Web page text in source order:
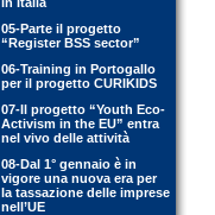
05-Parte il progetto
“Register BSS sector”
06-Training in Portogallo
per il progetto CURIKIDS
07-Il progetto “Youth Eco-
Activism in the EU” entra
nel vivo delle attività
08-Dal 1° gennaio è in
vigore una nuova era per
la tassazione delle imprese
nell’UE